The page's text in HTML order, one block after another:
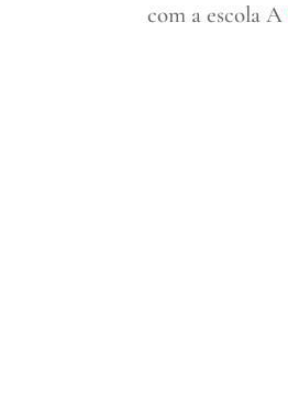
com a escola A